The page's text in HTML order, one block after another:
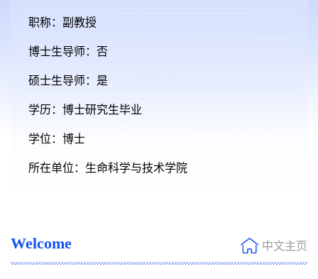
职称：副教授
博士生导师：否
硕士生导师：是
学历：博士研究生毕业
学位：博士
所在单位：生命科学与技术学院
Welcome 中文主页